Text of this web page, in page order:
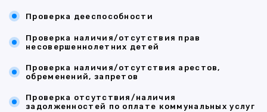
Проверка дееспособности
Проверка наличия/отсутствия прав
несовершеннолетних детей
Проверка наличия/отсутствия арестов,
обременений, запретов
Проверка отсутствия/наличия
задолженностей по оплате коммунальных услуг